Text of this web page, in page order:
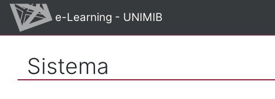
Vai al contenuto principale
e-Learning - UNIMIB
Sistema